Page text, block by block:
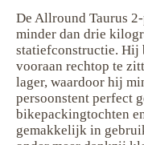
De Allround Taurus
minder dan drie
statiefconstructie. Hij
vooraan rechtop te
lager, waardoor hij
persoonstent perfect
bikepackingtochten
gemakkelijk in